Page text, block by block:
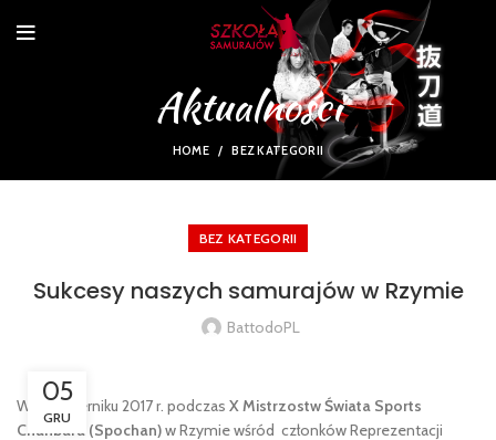
Aktualności
HOME BEZ KATEGORII
BEZ KATEGORII
Sukcesy naszych samurajów w Rzymie
BattodoPL
05
GRU
W październiku 2017 r. podczas X Mistrzostw Świata Sports
Chanbara (Spochan)w Rzymie wśród członków Reprezentacji